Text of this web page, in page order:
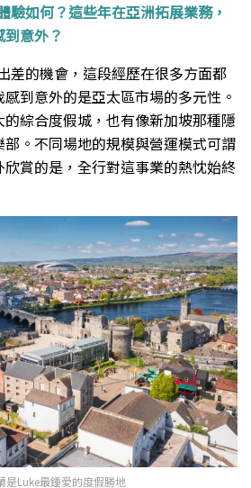
驗如何？這些年在亞洲拓展業務，
意外？
差的機會，這段經歷在很多方面都
到意外的是亞太區市場的多元性。
綜合度假城，也有像新加坡那種隱
。不同場地的規模與營運模式可謂
賞的是，全行對這事業的熱忱始終
是Luke最鍾愛的度假勝地